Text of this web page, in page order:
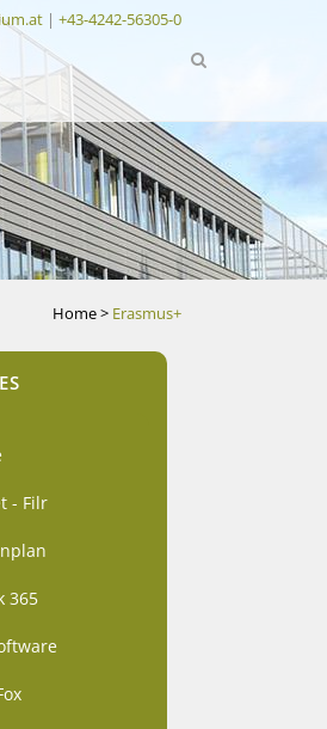
| +43-4242-56305-0
Home> Erasmus+
- Filr
365